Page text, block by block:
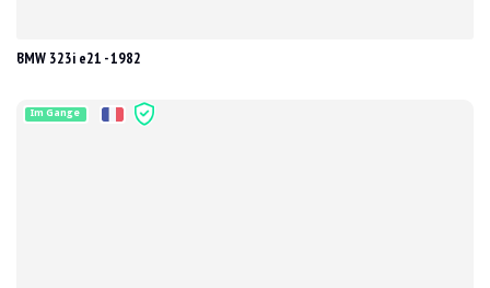
BMW 323i e21 - 1982
Im Gange